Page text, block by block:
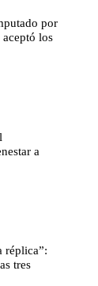
por
los
a
réplica”:
tres